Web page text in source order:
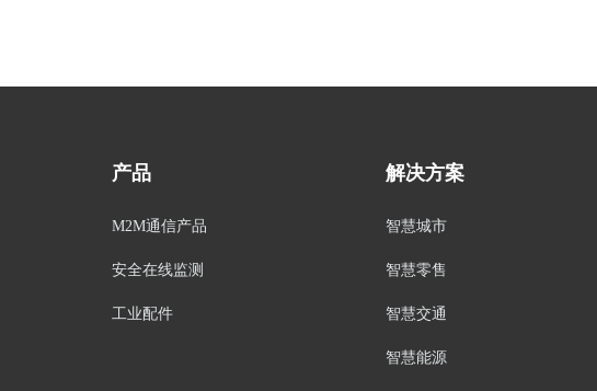
产品
M2M通信产品
安全在线监测
工业配件
智慧城市
智慧零售
智慧交通
智慧能源
解决方案